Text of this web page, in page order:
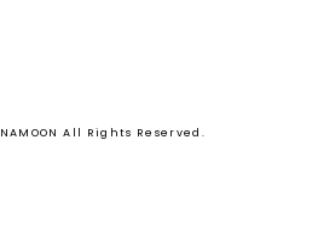
All Rights Reserved.